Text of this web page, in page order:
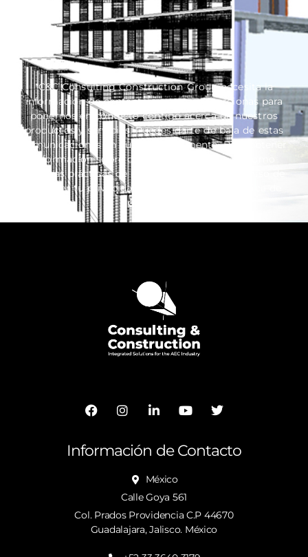
*C&C Consulting Construction Group necesita la
información de contacto que nos proporcionas para
ponernos en contacto contigo acerca de nuestros
productos y servicios. Puedes darte de baja de estas
comunicaciones en cualquier momento. Para obtener
información sobre cómo darte de baja, así como
nuestras prácticas de privacidad y el compromiso de
proteger tu privacidad, consulta nuestra Política de
privacidad.
Información de Contacto
México
Calle Goya 561
Col. Prados Providencia C.P 44670
Guadalajara, Jalisco. México